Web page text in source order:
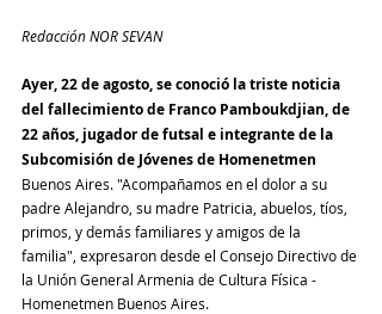
Redacción NOR SEVAN
Ayer, 22 de agosto, se conoció la triste noticia
del fallecimiento de Franco Pamboukdjian, de
22 años, jugador de futsal e integrante de la
Subcomisión de Jóvenes de Homenetmen
Buenos Aires. "Acompañamos en el dolor a su
padre Alejandro, su madre Patricia, abuelos, tíos,
primos, y demás familiares y amigos de la
familia", expresaron desde el Consejo Directivo de
la Unión General Armenia de Cultura Física -
Homenetmen Buenos Aires.